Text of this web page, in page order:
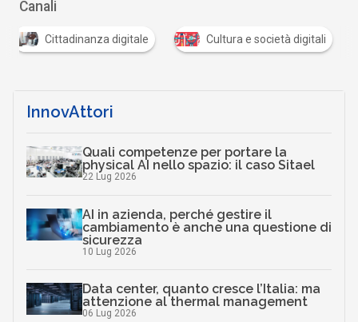
Canali
Cittadinanza digitale Cultura e società digitali
InnovAttori
Quali competenze per portare la
physical AI nello spazio: il caso Sitael
22 Lug 2026
AI in azienda, perché gestire il
cambiamento è anche una questione di
sicurezza
10 Lug 2026
Data center, quanto cresce l’Italia: ma
attenzione al thermal management
06 Lug 2026